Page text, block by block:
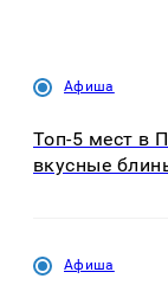
Афиша
Топ-5 мест в
вкусные
Афиша